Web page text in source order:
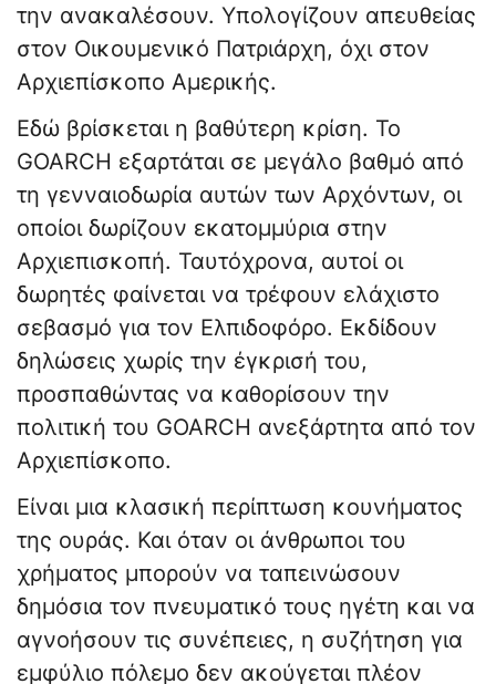
την ανακαλέσουν. Υπολογίζουν απευθείας
στον Οικουμενικό Πατριάρχη, όχι στον
Αρχιεπίσκοπο Αμερικής.
Εδώ βρίσκεται η βαθύτερη κρίση. Το
GOARCH εξαρτάται σε μεγάλο βαθμό από
τη γενναιοδωρία αυτών των Αρχόντων, οι
οποίοι δωρίζουν εκατομμύρια στην
Αρχιεπισκοπή. Ταυτόχρονα, αυτοί οι
δωρητές φαίνεται να τρέφουν ελάχιστο
σεβασμό για τον Ελπιδοφόρο. Εκδίδουν
δηλώσεις χωρίς την έγκρισή του,
προσπαθώντας να καθορίσουν την
πολιτική του GOARCH ανεξάρτητα από τον
Αρχιεπίσκοπο.
Είναι μια κλασική περίπτωση κουνήματος
της ουράς. Και όταν οι άνθρωποι του
χρήματος μπορούν να ταπεινώσουν
δημόσια τον πνευματικό τους ηγέτη και να
αγνοήσουν τις συνέπειες, η συζήτηση για
εμφύλιο πόλεμο δεν ακούγεται πλέον